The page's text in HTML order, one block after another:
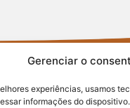
Gerenciar o
experiências, usamos
informações do